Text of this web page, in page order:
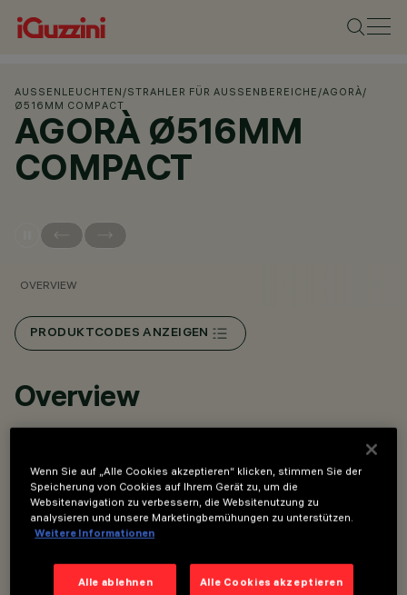
AUSSENLEUCHTEN /STRAHLER FÜR AUSSENBEREICHE /AGORÀ/
Ø516MM COMPACT
AGORÀ Ø516MM
COMPACT
OVERVIEW
PRODUKTCODES ANZEIGEN
Overview
Leuchte zur Lichtprojektion für den Einsatz mit LED-
Lichtquellen Boden-, Decken- und Wandinstallation.
Bestehend aus Leuchtengehäuse und Bügel aus
Aluminium-Druckguss und gehärtetem, transparentem
Horizontal schwenkbares Leuchtengehäuse (-50°/+90°)
Wenn Sie auf „Alle Cookies akzeptieren“ klicken, stimmen Sie der
Speicherung von Cookies auf Ihrem Gerät zu, um die
Websitenavigation zu verbessern, die Websitenutzung zu
analysieren und unsere Marketingbemühungen zu unterstützen.
Weitere Informationen
Alle ablehnen Alle Cookies akzeptieren